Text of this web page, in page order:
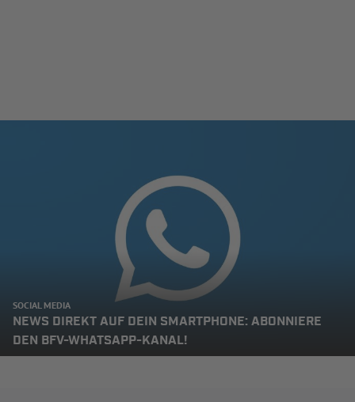
SOCIAL MEDIA
NEWS DIREKT AUF DEIN SMARTPHONE: ABONNIERE
DEN BFV-WHATSAPP-KANAL!